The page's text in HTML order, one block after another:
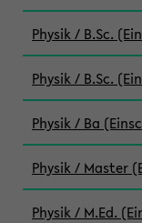
Physik / B.Sc.
Physik / B.Sc.
Physik / Ba
Physik / Master
Physik / M.Ed.